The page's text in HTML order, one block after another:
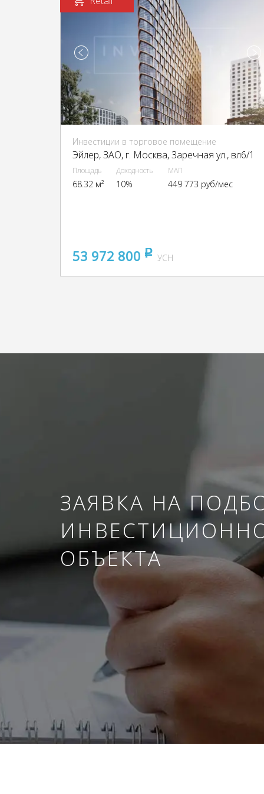
Инвестиции в торговое помещение
Эйлер, ЗАО, г. Москва, Заречная ул., вл6/1
Площадь
68.32 м²
Доходность
10%
МАП
449 773 руб/мес
53 972 800 pуб
УСН
ЗАЯВКА НА
ОБЪЕКТА